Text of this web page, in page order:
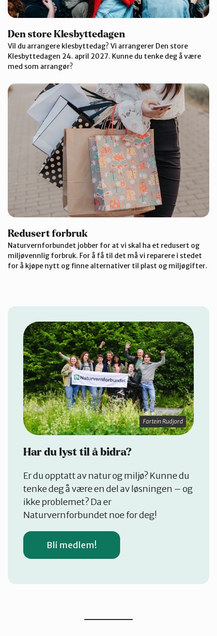
Den store Klesbyttedagen
Vil du arrangere klesbyttedag? Vi arrangerer Den store
Klesbyttedagen 24. april 2027. Kunne du tenke deg å være
med som arrangør?
Redusert forbruk
Naturvernforbundet jobber for at vi skal ha et redusert og
miljøvennlig forbruk. For å få til det må vi reparere i stedet
for å kjøpe nytt og finne alternativer til plast og miljøgifter.
Fartein Rudjord
Har du lyst til å bidra?
Er du opptatt av natur og miljø? Kunne du
tenke deg å være en del av løsningen – og
ikke problemet? Da er
Naturvernforbundet noe for deg!
Bli medlem!